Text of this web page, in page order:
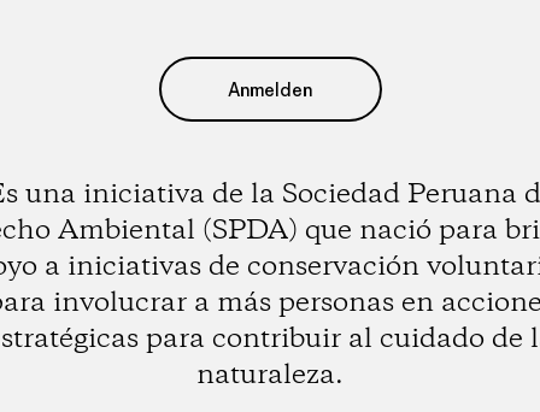
Anmelden
una iniciativa de la Sociedad Peruana
Ambiental (SPDA) que nació para
a iniciativas de conservación
involucrar a más personas en
para contribuir al cuidado de
naturaleza.